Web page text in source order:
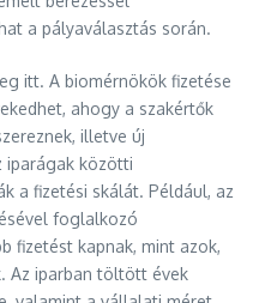
a pályaválasztás során.
itt. A biomérnökök fizetése
ahogy a szakértők
illetve új
iparágak közötti
a fizetési skálát. Például, az
foglalkozó
fizetést kapnak, mint azok,
Az iparban töltött évek